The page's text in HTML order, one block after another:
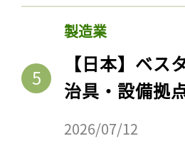
製造業
【日本】ベ
治具・設備拠
2026/07/12